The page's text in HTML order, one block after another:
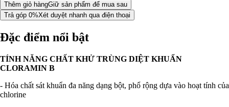
Thêm giỏ hàngGiữ sản phẩm để mua sau
Trả góp 0%Xét duyệt nhanh qua điện thoại
Đặc điểm nổi bật
TÍNH NĂNG CHẤT KHỬ TRÙNG DIỆT KHUẨN
CLORAMIN B
- Hóa chất sát khuẩn đa năng dạng bột, phổ rộng dựa vào hoạt tính của
chlorine